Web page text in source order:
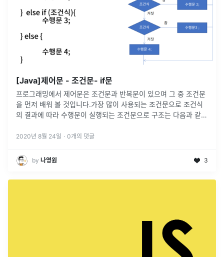
[Java]제어문 - 조건문- if문
프로그래밍에서 제어문은 조건문과 반복문이 있으며 그 중 조건문
을 먼저 배워 볼 것입니다.가장 많이 사용되는 조건문으로 조건식
의 결과에 따라 수행문이 실행되는 조건문으로 구조는 다음과 같습
2020년 8월 24일 · 0개의 댓글
by 나영원 3